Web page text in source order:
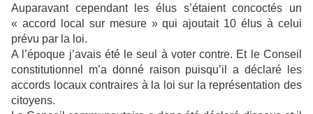
Auparavant cependant les élus s’étaient concoctés un
« accord local sur mesure » qui ajoutait 10 élus à celui
prévu par la loi.
A l’époque j’avais été le seul à voter contre. Et le Conseil
constitutionnel m’a donné raison puisqu’il a déclaré les
accords locaux contraires à la loi sur la représentation des
citoyens.